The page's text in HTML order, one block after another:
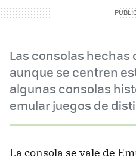
Las consolas hechas
aunque se centren
algunas consolas
emular juegos de
La consola se vale de